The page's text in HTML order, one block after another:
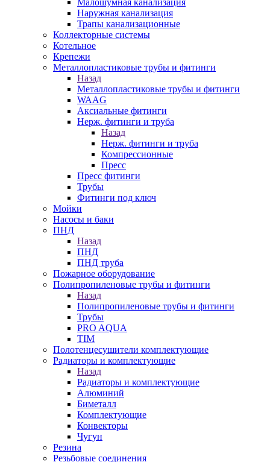
Малошумная канализация
Наружная канализация
Трапы канализационные
Коллекторные системы
Котельное
Крепежи
Металлопластиковые трубы и фитинги
Назад
Металлопластиковые трубы и фитинги
WAAG
Аксиальные фитинги
Нерж. фитинги и труба
Назад
Нерж. фитинги и труба
Компрессионные
Пресс
Пресс фитинги
Трубы
Фитинги под ключ
Мойки
Насосы и баки
ПНД
Назад
ПНД
ПНД труба
Пожарное оборудование
Полипропиленовые трубы и фитинги
Назад
Полипропиленовые трубы и фитинги
Трубы
PRO AQUA
TIM
Полотенцесушители комплектующие
Радиаторы и комплектующие
Назад
Радиаторы и комплектующие
Алюминий
Биметалл
Комплектующие
Конвекторы
Чугун
Резина
Резьбовые соединения